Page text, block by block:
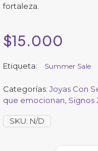
fortaleza.
$15.000
Etiqueta: Summer Sale
Categorías: Joyas Con
que emocionan Signos
SKU: N/D